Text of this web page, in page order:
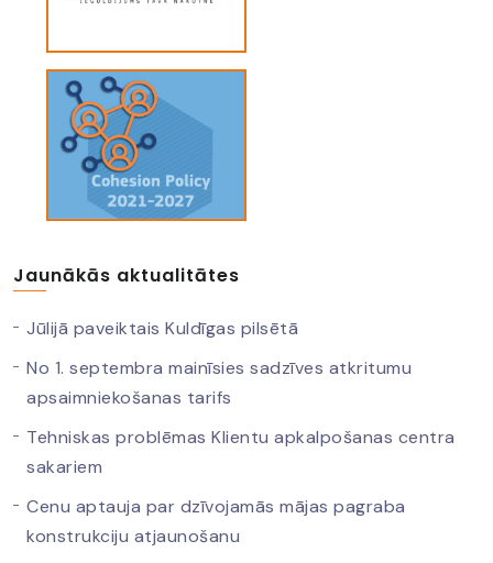
Jaunākās aktualitātes
Jūlijā paveiktais Kuldīgas pilsētā
No 1. septembra mainīsies sadzīves atkritumu
apsaimniekošanas tarifs
Tehniskas problēmas Klientu apkalpošanas centra
sakariem
Cenu aptauja par dzīvojamās mājas pagraba
konstrukciju atjaunošanu